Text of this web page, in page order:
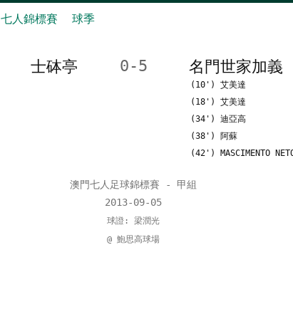
七人錦標賽 球季
士砵亭 0-5 名門世家加義
(10') 艾美達
(18') 艾美達
(34') 迪亞高
(38') 阿蘇
(42') MASCIMENTO
澳門七人足球錦標賽 - 甲組
2013-09-05
球證: 梁潤光
@ 鮑思高球場